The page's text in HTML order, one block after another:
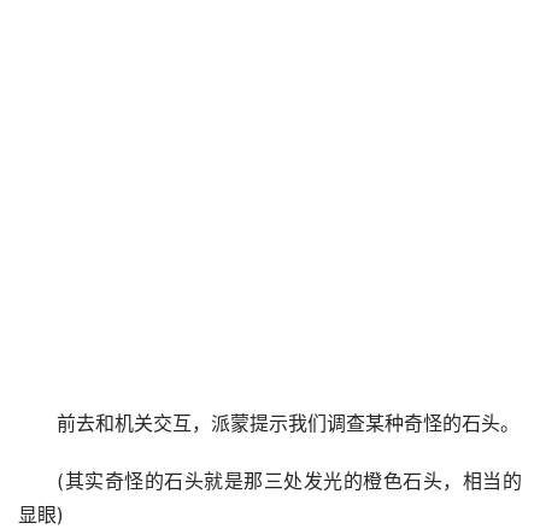
前去和机关交互，派蒙提示我们调查某种奇怪的石头。
(其实奇怪的石头就是那三处发光的橙色石头，相当的
显眼)